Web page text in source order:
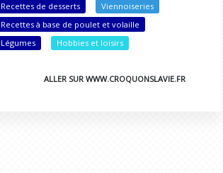
Recettes de desserts
Viennoiseries
Recettes à base de poulet et volaille
Légumes
Hobbies et loisirs
ALLER SUR WWW.CROQUONSLAVIE.FR